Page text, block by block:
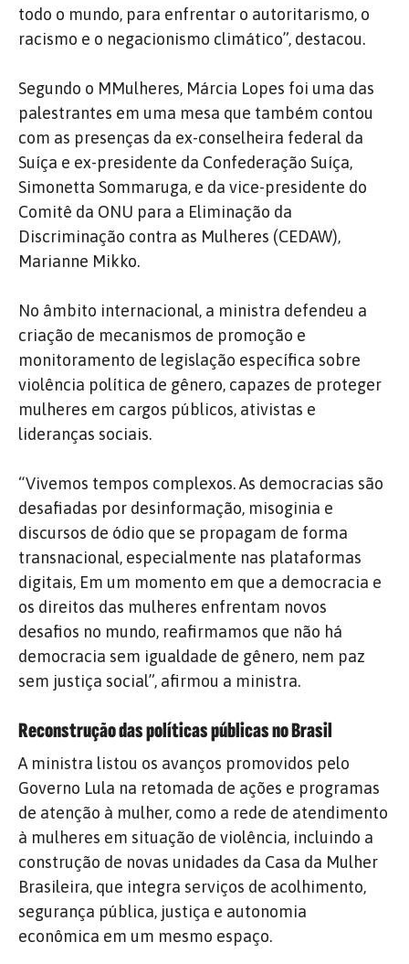
todo o mundo, para enfrentar o autoritarismo, o
racismo e o negacionismo climático”, destacou.
Segundo o MMulheres, Márcia Lopes foi uma das
palestrantes em uma mesa que também contou
com as presenças da ex-conselheira federal da
Suíça e ex-presidente da Confederação Suíça,
Simonetta Sommaruga, e da vice-presidente do
Comitê da ONU para a Eliminação da
Discriminação contra as Mulheres (CEDAW),
Marianne Mikko.
No âmbito internacional, a ministra defendeu a
criação de mecanismos de promoção e
monitoramento de legislação específica sobre
violência política de gênero, capazes de proteger
mulheres em cargos públicos, ativistas e
lideranças sociais.
“Vivemos tempos complexos. As democracias são
desafiadas por desinformação, misoginia e
discursos de ódio que se propagam de forma
transnacional, especialmente nas plataformas
digitais, Em um momento em que a democracia e
os direitos das mulheres enfrentam novos
desafios no mundo, reafirmamos que não há
democracia sem igualdade de gênero, nem paz
sem justiça social”, afirmou a ministra.
Reconstrução das políticas públicas no Brasil
A ministra listou os avanços promovidos pelo
Governo Lula na retomada de ações e programas
de atenção à mulher, como a rede de atendimento
à mulheres em situação de violência, incluindo a
construção de novas unidades da Casa da Mulher
Brasileira, que integra serviços de acolhimento,
segurança pública, justiça e autonomia
econômica em um mesmo espaço.